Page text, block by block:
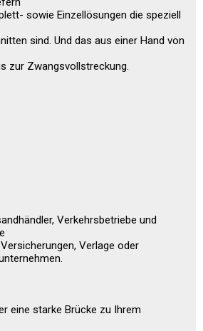
sowie Einzellösungen die speziell
sind. Und das aus einer Hand von
zur Zwangsvollstreckung.
Verkehrsbetriebe und
Verlage oder
eine starke Brücke zu Ihrem